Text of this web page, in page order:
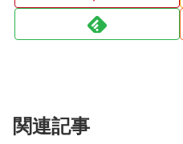
関連記事